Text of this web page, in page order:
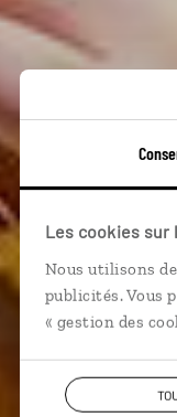
Les cookies sur
Nous utilisons
publicités. Vous
« gestion des